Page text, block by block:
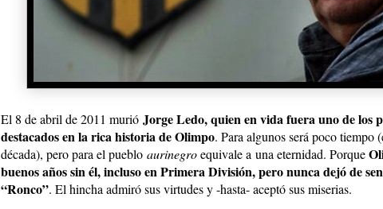
El 8 de abril de 2011 murió Jorge Ledo, quien en vida fuera uno de los
destacados en la rica historia de Olimpo. Para algunos será poco tiempo
década), pero para el pueblo aurinegroequivale a una eternidad. Porque
buenos años sin él, incluso en Primera División, pero nunca dejó de
“Ronco”. El hincha admiró sus virtudes y -hasta- aceptó sus miserias.